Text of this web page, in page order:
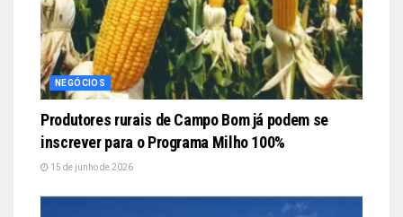
NEGÓCIOS
Produtores rurais de Campo Bom já podem se
inscrever para o Programa Milho 100%
15 de junho de 2026